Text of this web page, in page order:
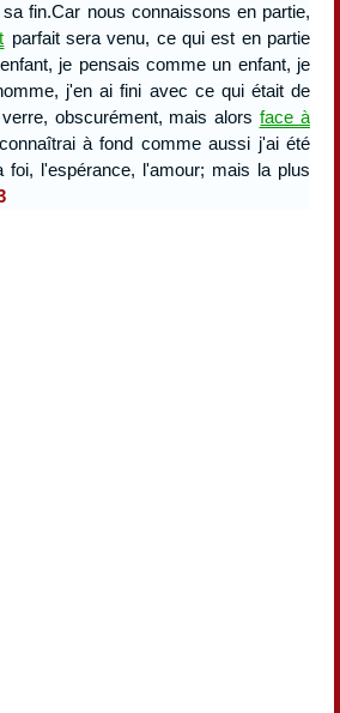
fin.Car nous connaissons en partie,
parfait sera venu, ce qui est en partie
je pensais comme un enfant, je
j'en ai fini avec ce qui était de
obscurément, mais alors face à
à fond comme aussi j'ai été
l'espérance, l'amour; mais la plus